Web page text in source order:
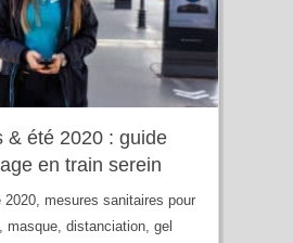
& été 2020 : guide
en train serein
2020, mesures sanitaires pour
masque, distanciation, gel